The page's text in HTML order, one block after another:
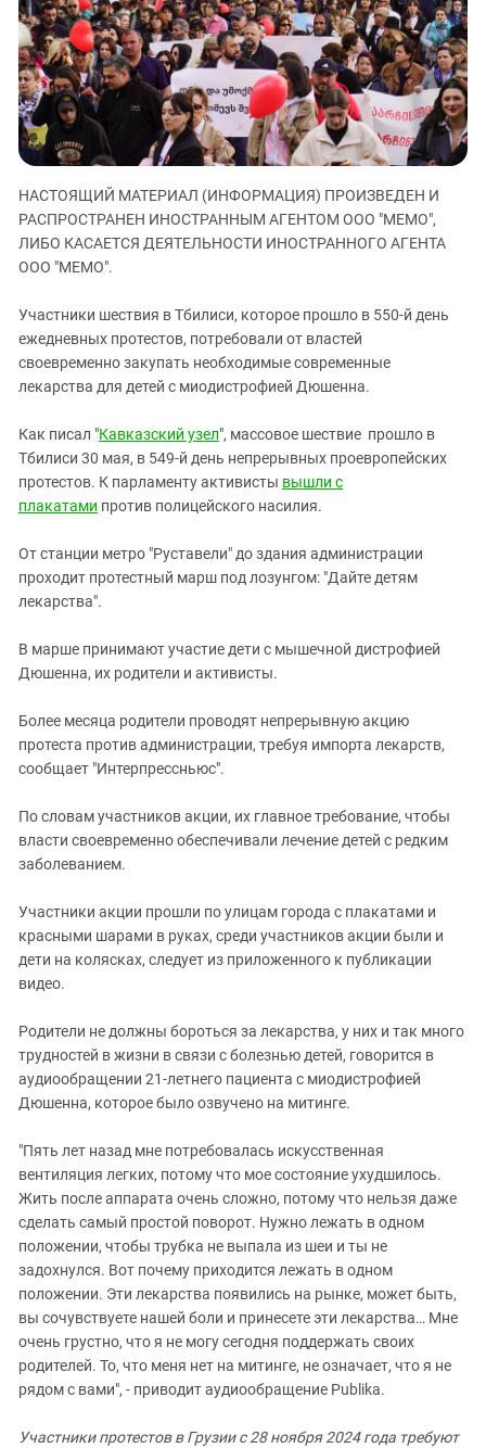
ЗАСТАВЛЯЕТ
КАВКАЗ ЗА ПАЛЕСТИНУ
ИНАКОМЫСЛИЕ В ЧЕЧНЕ
ПРЕСЛЕДОВАНИЕ АКТИВИСТОВ
МОБИЛИЗАЦИЯ И ПРОТЕСТЫ
Дагестан
Ингушетия
Кабардино-Балкария
Калмыкия
Карачаево-Черкесия
Краснодарский край
Нагорный Карабах
Российская Федерация
Северная Осетия - Алания
Ставропольский край
Южная Осетия
Южный Кавказ
НАСТОЯЩИЙ МАТЕРИАЛ (ИНФОРМАЦИЯ) ПРОИЗВЕДЕН И
РАСПРОСТРАНЕН ИНОСТРАННЫМ АГЕНТОМ ООО "МЕМО",
ЛИБО КАСАЕТСЯ ДЕЯТЕЛЬНОСТИ ИНОСТРАННОГО АГЕНТА
ООО "МЕМО".
Участники шествия в Тбилиси, которое прошло в 550-й день
ежедневных протестов, потребовали от властей
своевременно закупать необходимые современные
лекарства для детей с миодистрофией Дюшенна.
Как писал "Кавказский узел", массовое шествие прошло в
Тбилиси 30 мая, в 549-й день непрерывных проевропейских
протестов. К парламенту активисты вышли с
плакатами против полицейского насилия.
От станции метро "Руставели" до здания администрации
проходит протестный марш под лозунгом: "Дайте детям
лекарства".
В марше принимают участие дети с мышечной дистрофией
Дюшенна, их родители и активисты.
Более месяца родители проводят непрерывную акцию
протеста против администрации, требуя импорта лекарств,
сообщает "Интерпрессньюс".
По словам участников акции, их главное требование, чтобы
власти своевременно обеспечивали лечение детей с редким
заболеванием.
Участники акции прошли по улицам города с плакатами и
красными шарами в руках, среди участников акции были и
дети на колясках, следует из приложенного к публикации
видео.
Родители не должны бороться за лекарства, у них и так много
трудностей в жизни в связи с болезнью детей, говорится в
аудиообращении 21-летнего пациента с миодистрофией
Дюшенна, которое было озвучено на митинге.
"Пять лет назад мне потребовалась искусственная
вентиляция легких, потому что мое состояние ухудшилось.
Жить после аппарата очень сложно, потому что нельзя даже
сделать самый простой поворот. Нужно лежать в одном
положении, чтобы трубка не выпала из шеи и ты не
задохнулся. Вот почему приходится лежать в одном
положении. Эти лекарства появились на рынке, может быть,
вы сочувствуете нашей боли и принесете эти лекарства… Мне
очень грустно, что я не могу сегодня поддержать своих
родителей. То, что меня нет на митинге, не означает, что я не
рядом с вами", - приводит аудиообращение Publika.
Участники протестов в Грузии с 28 ноября 2024 года требуют